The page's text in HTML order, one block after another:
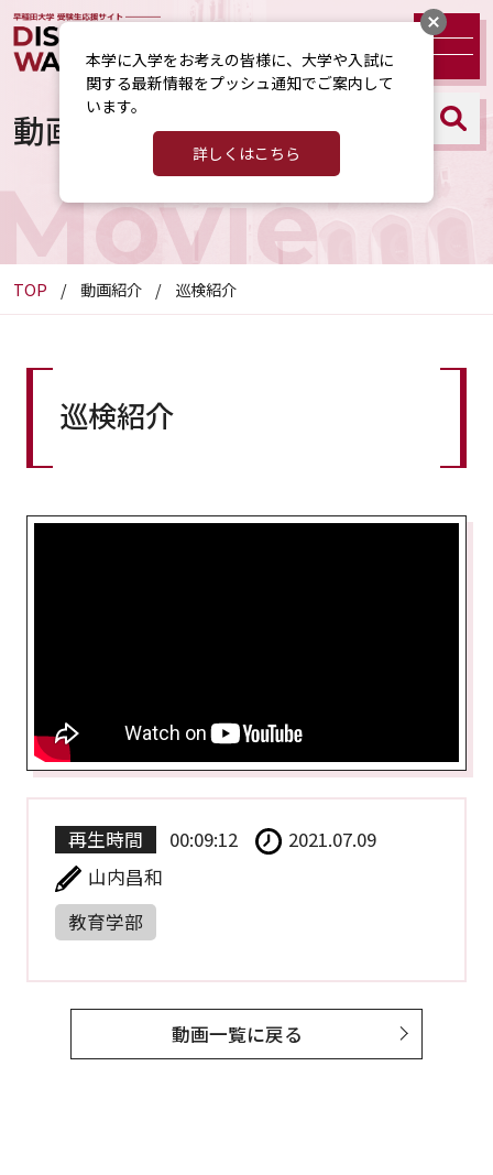
動画紹介
TOP 動画紹介 巡検紹介
巡検紹介
再生時間 00:09:12
2021.07.09
山内昌和
教育学部
動画一覧に戻る
本学に入学をお考えの皆様に、大学や入試に
関する最新情報をプッシュ通知でご案内して
います。
詳しくはこちら